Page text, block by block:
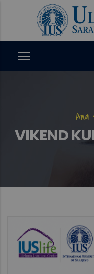
Ana
VIKEND